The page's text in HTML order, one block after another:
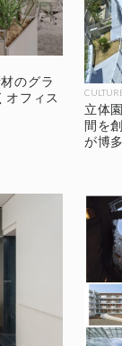
のグラ
オフィス
立体
間を
が博